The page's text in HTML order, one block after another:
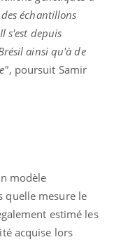
échantillons
s'est depuis
ainsi qu'à de
, poursuit Samir
modèle
quelle mesure le
estimé les
acquise lors